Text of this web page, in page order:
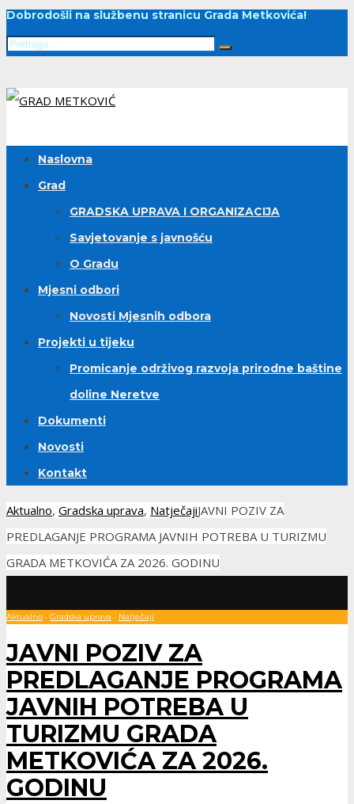
Dobrodošli na službenu stranicu Grada Metkovića!
Naslovna
Grad
GRADSKA UPRAVA I ORGANIZACIJA
Savjetovanje s javnošću
O Gradu
Mjesni odbori
Novosti Mjesnih odbora
Projekti u tijeku
Promicanje održivog razvoja prirodne baštine
doline Neretve
Dokumenti
Novosti
Kontakt
Aktualno, Gradska uprava, NatječajiJAVNI POZIV ZA
PREDLAGANJE PROGRAMA JAVNIH POTREBA U TURIZMU
GRADA METKOVIĆA ZA 2026. GODINU
Aktualno • Gradska uprava • Natječaji
JAVNI POZIV ZA
PREDLAGANJE PROGRAMA
JAVNIH POTREBA U
TURIZMU GRADA
METKOVIĆA ZA 2026.
GODINU